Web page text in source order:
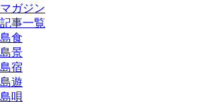
マガジン
記事一覧
島食
島景
島宿
島遊
島唄